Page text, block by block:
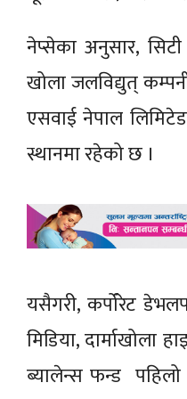
नेप्सेका अनुसार,
खोला जलविद्युत्
एसवाई नेपाल
स्थानमा रहेको छ ।
यसैगरी, कर्पोरेट
मिडिया, दार्माखोला
ब्यालेन्स फन्ड